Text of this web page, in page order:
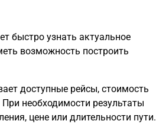
быстро узнать актуальное
возможность построить
доступные рейсы, стоимость
необходимости результаты
цене или длительности пути.